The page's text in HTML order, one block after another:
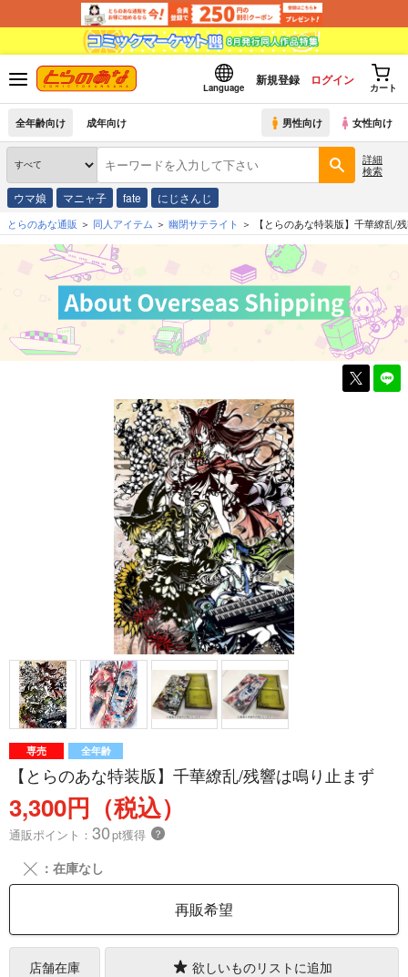
Language
新規登録 ログイン
カート
全年齢向け 成年向け 男性向け 女性向け
詳細
検索
ウマ娘 マニャ子 fate にじさんじ
とらのあな通販 同人アイテム 幽閉サテライト 【とらのあな特装版】千華繚乱/
専売 全年齢
【とらのあな特装版】千華繚乱/残響は鳴り止まず
3,300円（税込）
通販ポイント： 30pt獲得 ？
╳ ：在庫なし
再販希望
店舗在庫 欲しいものリストに追加